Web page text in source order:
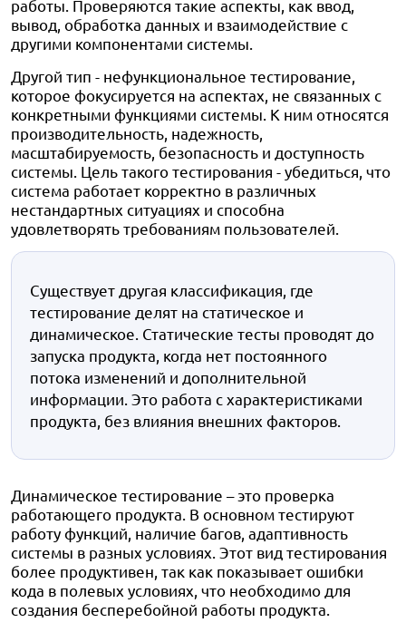
работы. Проверяются такие аспекты, как ввод,
вывод, обработка данных и взаимодействие с
другими компонентами системы.
Другой тип - нефункциональное тестирование,
которое фокусируется на аспектах, не связанных с
конкретными функциями системы. К ним относятся
производительность, надежность,
масштабируемость, безопасность и доступность
системы. Цель такого тестирования - убедиться, что
система работает корректно в различных
нестандартных ситуациях и способна
удовлетворять требованиям пользователей.
Существует другая классификация, где
тестирование делят на статическое и
динамическое. Статические тесты проводят до
запуска продукта, когда нет постоянного
потока изменений и дополнительной
информации. Это работа с характеристиками
продукта, без влияния внешних факторов.
Динамическое тестирование – это проверка
работающего продукта. В основном тестируют
работу функций, наличие багов, адаптивность
системы в разных условиях. Этот вид тестирования
более продуктивен, так как показывает ошибки
кода в полевых условиях, что необходимо для
создания бесперебойной работы продукта.